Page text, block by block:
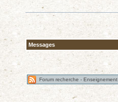
Messages
Forum recherche - Enseignement